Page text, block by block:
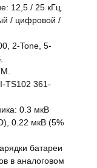
12,5 / 25 кГц.
/ цифровой /
2-Tone, 5-
TS102 361-
0.3 мкВ
0.22 мкВ (5%
батареи
в аналоговом